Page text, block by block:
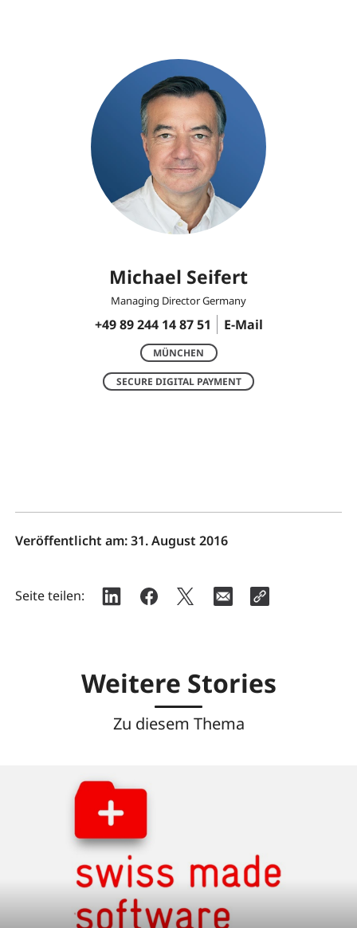
Michael Seifert
Managing Director Germany
+49 89 244 14 87 51 E-Mail
MÜNCHEN
SECURE DIGITAL PAYMENT
Veröffentlicht am:31. August 2016
Seite teilen:
Weitere Stories
Zu diesem Thema